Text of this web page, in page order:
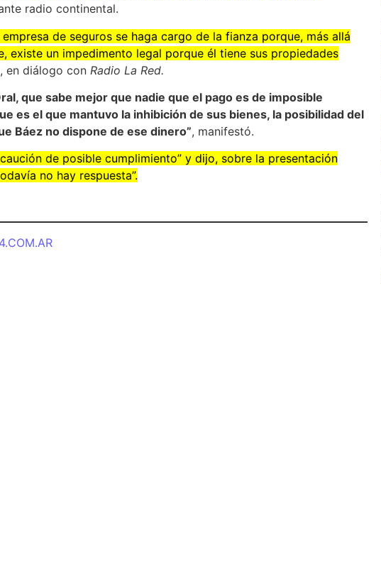
radio continental.
de seguros se haga cargo de la fianza porque, más allá
existe un impedimento legal porque él tiene sus propiedades
en diálogo con Radio La Red.
que sabe mejor que nadie que el pago es de imposible
es el que mantuvo la inhibición de sus bienes, la posibilidad del
Báez no dispone de ese dinero”, manifestó.
de posible cumplimiento” y dijo, sobre la presentación
no hay respuesta”.